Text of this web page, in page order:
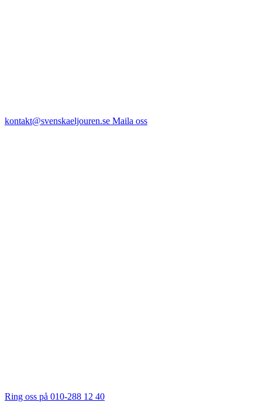
kontakt@svenskaeljouren.se Maila oss
Ring oss på 010-288 12 40